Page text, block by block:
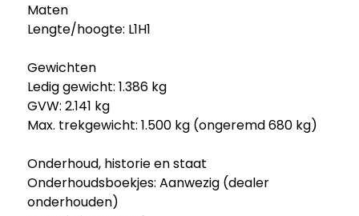
Maten
Lengte/hoogte: L1H1
Gewichten
Ledig gewicht: 1.386 kg
GVW: 2.141 kg
Max. trekgewicht: 1.500 kg (ongeremd 680 kg)
Onderhoud, historie en staat
Onderhoudsboekjes: Aanwezig (dealer
onderhouden)